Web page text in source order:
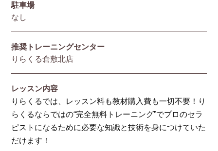
駐⾞場
なし
推奨トレーニングセンター
りらくる倉敷北店
レッスン内容
りらくるでは、レッスン料も教材購入費も一切不要！り
らくるならではの“完全無料トレーニング”でプロのセラ
ピストになるために必要な知識と技術を身につけていた
だけます！